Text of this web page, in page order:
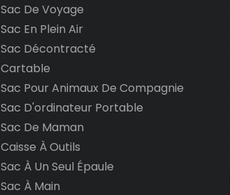
Sac De Voyage
Sac En Plein Air
Sac Décontracté
Cartable
Sac Pour Animaux De Compagnie
Sac D'ordinateur Portable
Sac De Maman
Caisse À Outils
Sac À Un Seul Épaule
Sac À Main